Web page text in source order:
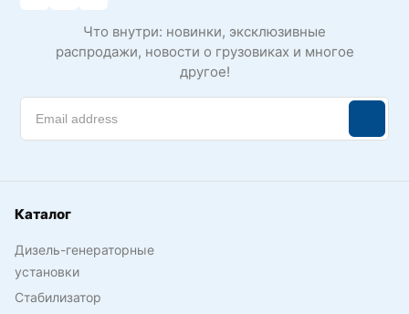
Что внутри: новинки, эксклюзивные
распродажи, новости о грузовиках и многое
другое!
Каталог
Дизель-генераторные
установки
Стабилизатор